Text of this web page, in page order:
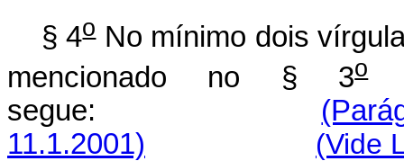
§ 4oNo mínimo dois
mencionado no § 3o
segue:
11.1.2001)
(Vide